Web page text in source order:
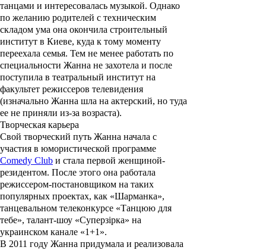
танцами и интересовалась музыкой. Однако
по желанию родителей с техническим
складом ума она окончила строительный
институт в Киеве, куда к тому моменту
переехала семья. Тем не менее работать по
специальности Жанна не захотела и после
поступила в театральный институт на
факультет режиссеров телевидения
(изначально Жанна шла на актерский, но туда
ее не приняли из-за возраста).
Творческая карьера
Свой творческий путь Жанна начала с
участия в юмористической программе
Comedy Club и стала первой женщиной-
резидентом. После этого она работала
режиссером-постановщиком на таких
популярных проектах, как «Шарманка»,
танцевальном телеконкурсе «Танцюю для
тебе», талант-шоу «Суперзірка» на
украинском канале «1+1».
В 2011 году Жанна придумала и реализовала